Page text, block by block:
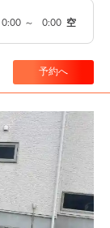
0:00 ～ 0:00 空
予約へ